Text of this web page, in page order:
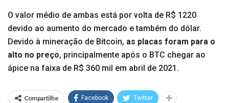
O valor médio de ambas está por volta de R$ 1220
devido ao aumento do mercado e também do dólar.
Devido à mineração de Bitcoin, as placas foram para o
alto no preço, principalmente após o BTC chegar ao
ápice na faixa de R$ 360 mil em abril de 2021.
Compartilhe Facebook Twitter